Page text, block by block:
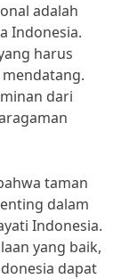
adalah
Indonesia.
harus
dari
taman
dalam
Indonesia.
yang baik,
dapat